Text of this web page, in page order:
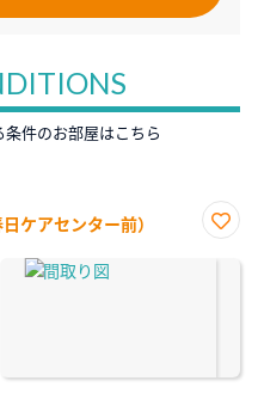
件のお部屋はこちら
ケアセンター前）
に入